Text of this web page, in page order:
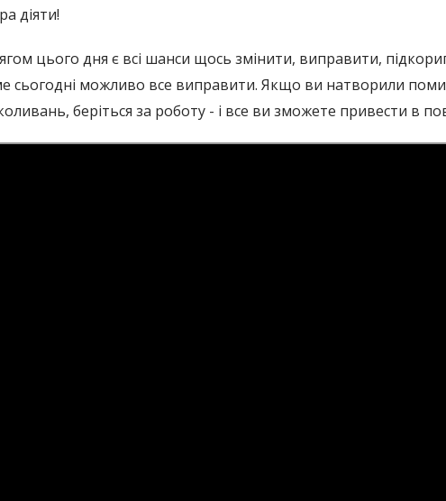
діяти!
цього дня є всі шанси щось змінити, виправити,
сьогодні можливо все виправити. Якщо ви натворили
коливань, беріться за роботу - і все ви зможете привести в